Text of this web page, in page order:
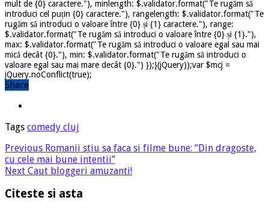
mult de {0} caractere."), minlength: $.validator.format("Te rugăm să
introduci cel puțin {0} caractere."), rangelength: $.validator.format("Te
rugăm să introduci o valoare între {0} și {1} caractere."), range:
$.validator.format("Te rugăm să introduci o valoare între {0} și {1}."),
max: $.validator.format("Te rugăm să introduci o valoare egal sau mai
mică decât {0}."), min: $.validator.format("Te rugăm să introduci o
valoare egal sau mai mare decât {0}.") });}(jQuery));var $mcj =
jQuery.noConflict(true);
Share
Tags comedy cluj
Previous Romanii stiu sa faca si filme bune: “Din dragoste,
cu cele mai bune intentii”
Next Caut bloggeri amuzanti!
Citeste si asta